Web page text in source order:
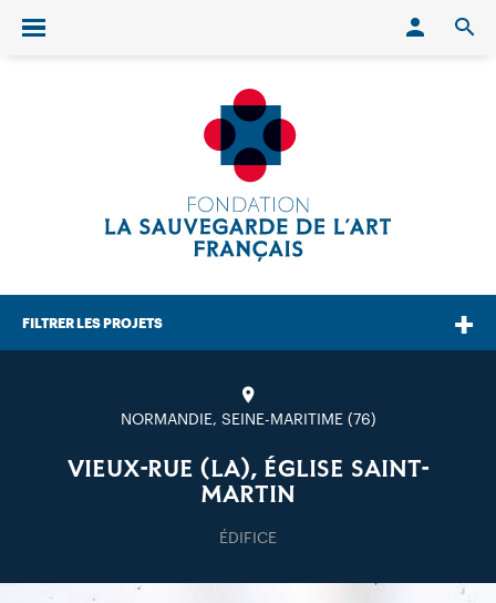
Ouvrir/fermer le menu
FILTRER LES PROJETS
NORMANDIE, SEINE-MARITIME (76)
VIEUX-RUE (LA), ÉGLISE SAINT-
MARTIN
ÉDIFICE